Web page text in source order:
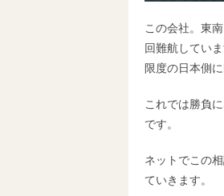
この会社。東
回難航してい
限度の日本側
これでは勝負
です。
ネットでこの
ていきます。